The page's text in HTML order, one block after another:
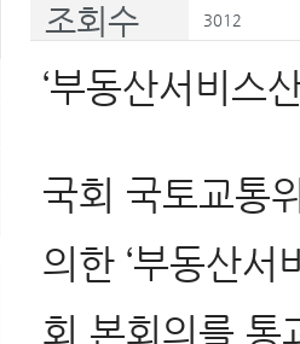
조회수 3012
‘부동산서비스
국회 국토교통
의한 ‘부동산
회 본회의를 통